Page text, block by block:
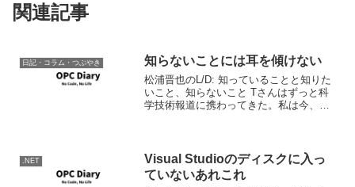
関連記事
日記・コラム・つぶやき 知らないことには耳を傾けない
松浦晋也のL/D: 知っていることと知りた
いこと、知らないこと Tさんはずっと科
学技術報道に携わってきた。私は今、宇
感だ。 人間は本質...
.NET
Visual Studioのディスクに入っ
ていないあれこれ